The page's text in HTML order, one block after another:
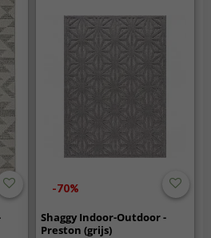
-70%
Shaggy Indoor-Outdoor -
Preston (grijs)